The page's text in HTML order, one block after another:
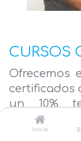
Inicio
CURSOS
Ofrecemos
certificados
un 10%
cuentan
campo de